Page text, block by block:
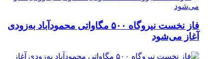
فاز نخست نیروگاه ۵۰۰ مگاواتی محمودآباد به‌زودی
آغاز می‌شود